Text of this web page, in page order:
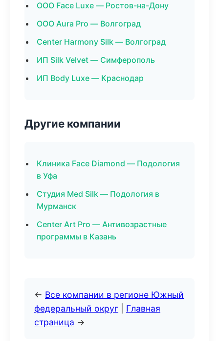
ООО Face Luxe — Ростов-на-Дону
ООО Aura Pro — Волгоград
Center Harmony Silk — Волгоград
ИП Silk Velvet — Симферополь
ИП Body Luxe — Краснодар
Другие компании
Клиника Face Diamond — Подология
в Уфа
Студия Med Silk — Подология в
Мурманск
Center Art Pro — Антивозрастные
программы в Казань
← Все компании в регионе Южный
федеральный округ
Главная
страница →